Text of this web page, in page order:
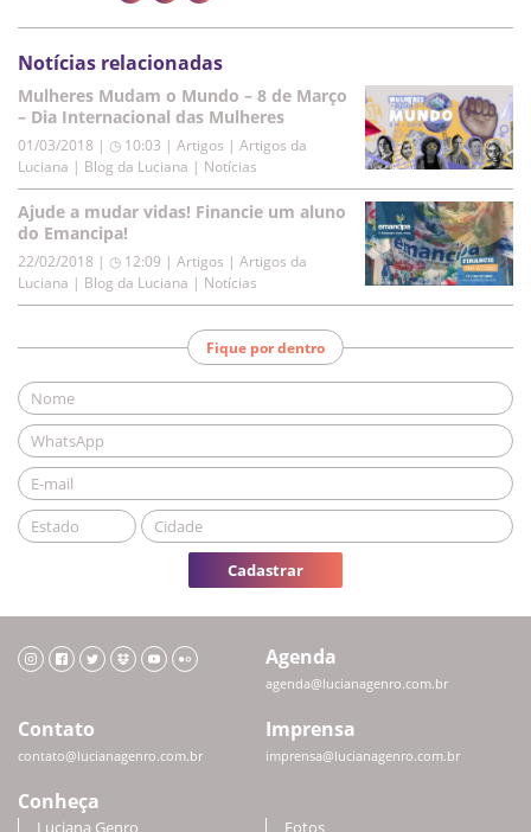
Notícias relacionadas
Mulheres Mudam o Mundo – 8 de Março
– Dia Internacional das Mulheres
01/03/2018 | ◷ 10:03 | Artigos | Artigos da
Luciana | Blog da Luciana | Notícias
Ajude a mudar vidas! Financie um aluno
do Emancipa!
22/02/2018 | ◷ 12:09 | Artigos | Artigos da
Luciana | Blog da Luciana | Notícias
Fique por dentro
Cadastrar
Agenda
agenda@lucianagenro.com.br
Contato
contato@lucianagenro.com.br
Imprensa
imprensa@lucianagenro.com.br
Conheça
Luciana Genro Fotos